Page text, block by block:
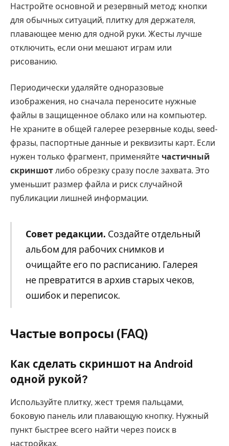
Настройте основной и резервный метод: кнопки
для обычных ситуаций, плитку для держателя,
плавающее меню для одной руки. Жесты лучше
отключить, если они мешают играм или
рисованию.
Периодически удаляйте одноразовые
изображения, но сначала переносите нужные
файлы в защищенное облако или на компьютер.
Не храните в общей галерее резервные коды, seed-
фразы, паспортные данные и реквизиты карт. Если
нужен только фрагмент, применяйте частичный
скриншот либо обрезку сразу после захвата. Это
уменьшит размер файла и риск случайной
публикации лишней информации.
Совет редакции. Создайте отдельный
альбом для рабочих снимков и
очищайте его по расписанию. Галерея
не превратится в архив старых чеков,
ошибок и переписок.
Частые вопросы (FAQ)
Как сделать скриншот на Android
одной рукой?
Используйте плитку, жест тремя пальцами,
боковую панель или плавающую кнопку. Нужный
пункт быстрее всего найти через поиск в
настройках.